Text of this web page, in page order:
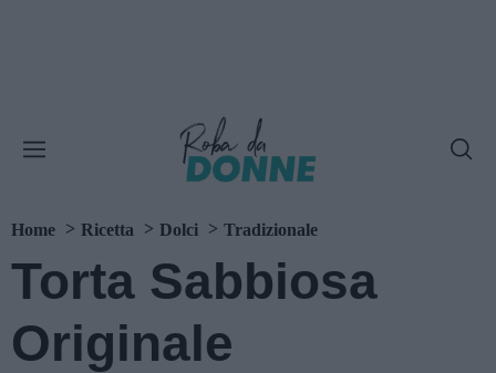
Home Ricetta Dolci Tradizionale
Torta Sabbiosa
Originale